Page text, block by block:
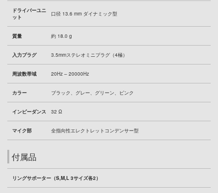
ドライバーユニ
ット
口径 13.6 mm ダイナミック型
質量 約 18.0 g
入力プラグ 3.5mmステレオミニプラグ（4極）
周波数帯域 20Hz – 20000Hz
カラー ブラック、グレー、グリーン、ピンク
インピーダンス 32 Ω
マイク部 全指向性エレクトレットコンデンサー型
付属品
リングサポーター（S,M,L 3サイズ各2）